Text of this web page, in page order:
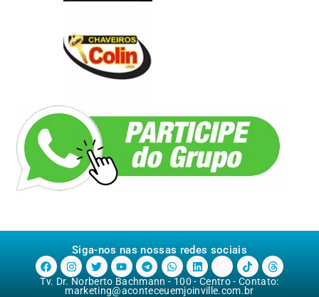
Siga-nos nas nossas redes sociais
Tv. Dr. Norberto Bachmann - 100 - Centro - Contato:
marketing@aconteceuemjoinville.com.br